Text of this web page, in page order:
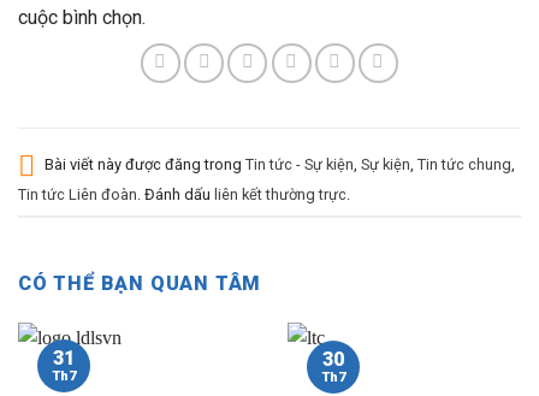
cuộc bình chọn.
Bài viết này được đăng trong Tin tức - Sự kiện Sự kiện Tin tức chung
Tin tức Liên đoàn . Đánh dấu liên kết thường trực
CÓ THỂ BẠN QUAN TÂM
31
Th7
30
Th7